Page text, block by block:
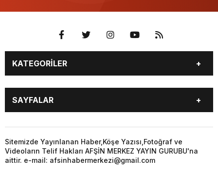
KATEGORİLER
EĞİTİM
EKONOMİ
GÜNCEL
SİYASET
YEREL HABERLER
KÜNYE
…
3. SAYFA
KÜLTÜR
SAYFALAR
GÜNCEL
ÖZEL HABER
SİYASET
YEREL HABERLER
KÜNYE
…
Sitemizde Yayınlanan Haber,Köşe Yazısı,Fotoğraf ve
Videoların Telif Hakları AFŞİN MERKEZ YAYIN GURUBU'na
aittir. e-mail: afsinhabermerkezi@gmail.com